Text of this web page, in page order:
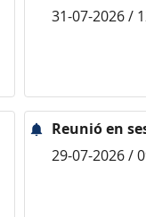
31-07-2026 /
Reunió en
29-07-2026 /